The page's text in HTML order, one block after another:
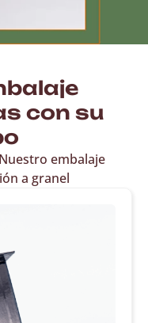
con su
embalaje
a granel